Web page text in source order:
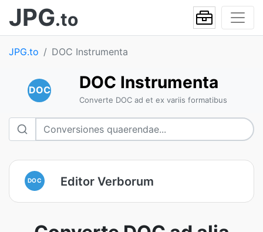
JPG.to
JPG.to DOC Instrumenta
DOC DOC Instrumenta
Converte DOC ad et ex variis formatibus
DOC Editor Verborum